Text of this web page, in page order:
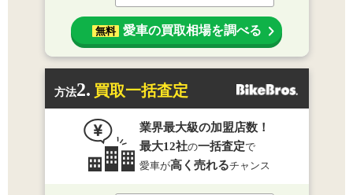
無料 愛車の買取相場を調べる
方法2. 買取一括査定
業界最大級の加盟店数！
最大12社の一括査定で
愛車が高く売れるチャンス